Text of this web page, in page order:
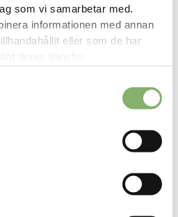
som vi samarbetar med.
informationen med annan
eller som de har